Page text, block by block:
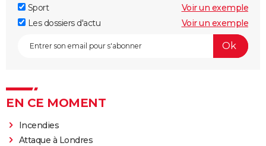
Sport
Voir un exemple
Les dossiers d'actu
Voir un exemple
EN CE MOMENT
Incendies
Attaque à Londres